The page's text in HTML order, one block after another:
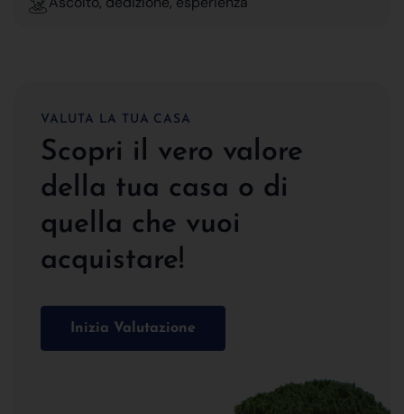
VALUTA LA TUA CASA
Scopri il vero valore
della tua casa o di
quella che vuoi
acquistare!
Inizia Valutazione